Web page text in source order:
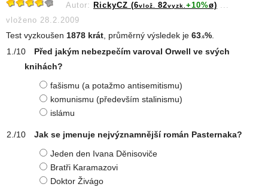
Autor: RickyCZ (6vlož. 82vyzk. +10%ø) ...
vloženo 28.2.2009
Test vyzkoušen 1878 krát , průměrný výsledek je 63 .6%
Před jakým nebezpečím varoval Orwell ve svých
knihách?
fašismu (a potažmo antisemitismu)
komunismu (především stalinismu)
islámu
Jak se jmenuje nejvýznamnější román Pasternaka?
Jeden den Ivana Děnisoviče
Bratři Karamazovi
Doktor Živágo